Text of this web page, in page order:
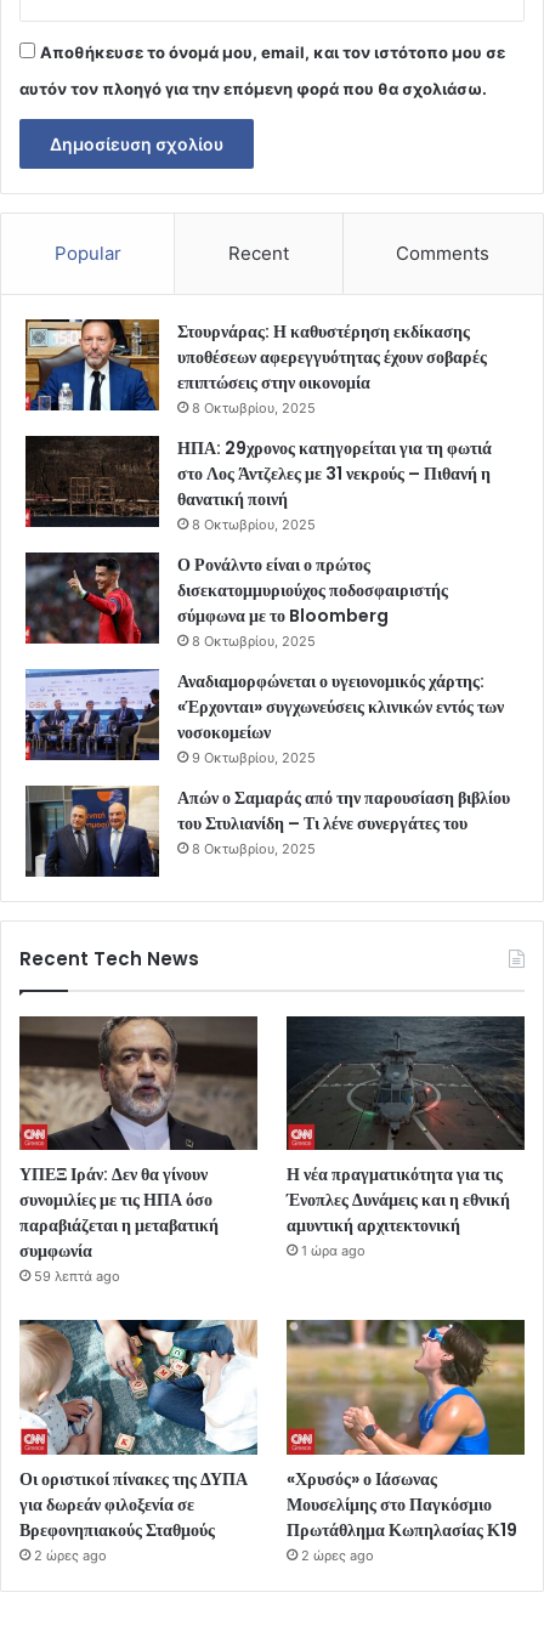
Αποθήκευσε το όνομά μου, email, και τον ιστότοπο μου σε
αυτόν τον πλοηγό για την επόμενη φορά που θα σχολιάσω.
Popular Recent Comments
Στουρνάρας: Η καθυστέρηση εκδίκασης
υποθέσεων αφερεγγυότητας έχουν σοβαρές
επιπτώσεις στην οικονομία
8 Οκτωβρίου, 2025
ΗΠΑ: 29χρονος κατηγορείται για τη φωτιά
στο Λος Άντζελες με 31 νεκρούς – Πιθανή η
θανατική ποινή
8 Οκτωβρίου, 2025
Ο Ρονάλντο είναι ο πρώτος
δισεκατομμυριούχος ποδοσφαιριστής
σύμφωνα με το Bloomberg
8 Οκτωβρίου, 2025
Αναδιαμορφώνεται ο υγειονομικός χάρτης:
«Έρχονται» συγχωνεύσεις κλινικών εντός των
νοσοκομείων
9 Οκτωβρίου, 2025
Απών ο Σαμαράς από την παρουσίαση βιβλίου
του Στυλιανίδη – Τι λένε συνεργάτες του
8 Οκτωβρίου, 2025
Recent Tech News
ΥΠΕΞ Ιράν: Δεν θα γίνουν
συνομιλίες με τις ΗΠΑ όσο
παραβιάζεται η μεταβατική
συμφωνία
59 λεπτά ago
Η νέα πραγματικότητα για τις
Ένοπλες Δυνάμεις και η εθνική
αμυντική αρχιτεκτονική
1 ώρα ago
Οι οριστικοί πίνακες της ΔΥΠΑ
για δωρεάν φιλοξενία σε
Βρεφονηπιακούς Σταθμούς
2 ώρες ago
«Χρυσός» ο Ιάσωνας
Μουσελίμης στο Παγκόσμιο
Πρωτάθλημα Κωπηλασίας Κ19
2 ώρες ago